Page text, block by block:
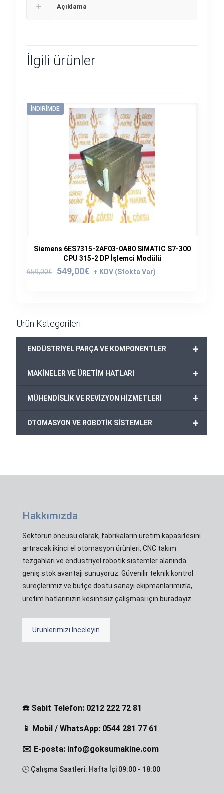
Açıklama
İlgili ürünler
İNDIRIMDE
Siemens 6ES7315-2AF03-0AB0 SIMATIC S7-300
CPU 315-2 DP İşlemci Modülü
659,00€
Orijinal
549,00€
Şu
Ürün Kategorileri
+
ENDÜSTRİYEL PARÇA VE KOMPONENTLER
+
MAKİNELER VE ÜRETİM HATLARI
+
MÜHENDİSLİK VE REVİZYON HİZMETLERİ
+
OTOMASYON VE ROBOTİK SİSTEMLER
Hakkımızda
Sektörün öncüsü olarak, fabrikaların üretim kapasitesini
artıracak ikinci el otomasyon ürünleri, CNC takım
tezgahları ve endüstriyel robotik sistemler alanında
geniş stok avantajı sunuyoruz. Güvenilir teknik kontrol
süreçlerimiz ve bütçe dostu sanayi ekipmanlarımızla,
üretim hatlarınızın kesintisiz çalışması için buradayız.
Ürünlerimizi İnceleyin
☎️ Sabit Telefon: 0212 222 72 81
📱 Mobil / WhatsApp: 0544 281 77 61
✉️ E-posta: info@goksumakine.com
🕒 Çalışma Saatleri: Hafta İçi 09:00 - 18:00